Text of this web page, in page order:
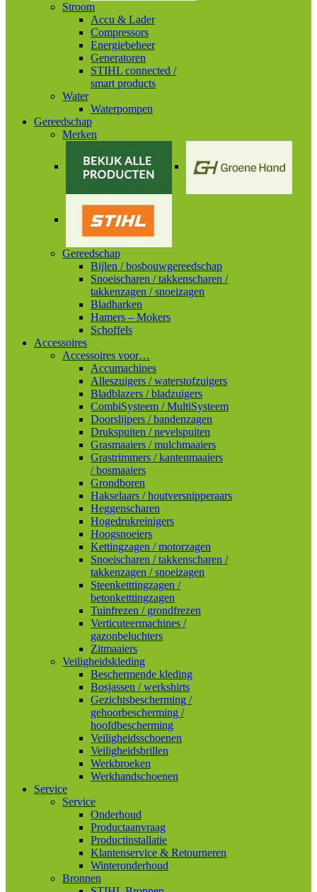
Stroom
Accu & Lader
Compressors
Energiebeheer
Generatoren
STIHL connected /
smart products
Water
Waterpompen
Gereedschap
Merken
Gereedschap
Bijlen / bosbouwgereedschap
Snoeischaren / takkenscharen /
takkenzagen / snoeizagen
Bladharken
Hamers – Mokers
Schoffels
Accessoires
Accessoires voor…
Accumachines
Alleszuigers / waterstofzuigers
Bladblazers / bladzuigers
CombiSysteem / MultiSysteem
Doorslijpers / bandenzagen
Drukspuiten / nevelspuiten
Grasmaaiers / mulchmaaiers
Grastrimmers / kantenmaaiers
/ bosmaaiers
Grondboren
Hakselaars / houtversnipperaars
Heggenscharen
Hogedrukreinigers
Hoogsnoeiers
Kettingzagen / motorzagen
Snoeischaren / takkenscharen /
takkenzagen / snoeizagen
Steenketttingzagen /
betonketttingzagen
Tuinfrezen / grondfrezen
Verticuteermachines /
gazonbeluchters
Zitmaaiers
Veiligheidskleding
Beschermende kleding
Bosjassen / werkshirts
Gezichtsbescherming /
gehoorbescherming /
hoofdbescherming
Veiligheidsschoenen
Veiligheidsbrillen
Werkbroeken
Werkhandschoenen
Service
Service
Onderhoud
Productaanvraag
Productinstallatie
Klantenservice & Retourneren
Winteronderhoud
Bronnen